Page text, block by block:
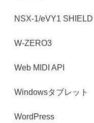
NSX-1/eVY1 SHIELD
W-ZERO3
Web MIDI API
Windowsタブレット
WordPress